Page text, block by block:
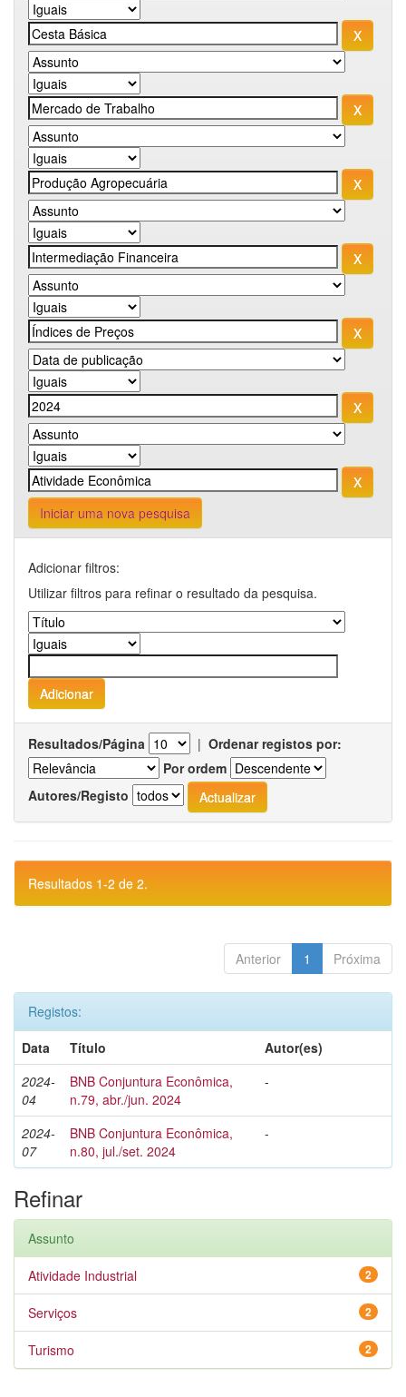
Iniciar uma nova pesquisa
Adicionar filtros:
Utilizar filtros para refinar o resultado da pesquisa.
Resultados/Página | Ordenar registos por:
Por ordem
Autores/Registo
Resultados 1-2 de 2.
Anterior 1 Próxima
Registos:
Data
Título
Autor(es)
2024-
04
BNB Conjuntura Econômica,
n.79, abr./jun. 2024
-
2024-
07
BNB Conjuntura Econômica,
n.80, jul./set. 2024
-
Refinar
Assunto
2
Atividade Industrial
2
Serviços
2
Turismo